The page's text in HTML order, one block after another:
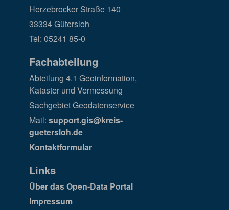
Herzebrocker Straße 140
33334 Gütersloh
Tel: 05241 85-0
Fachabteilung
Abteilung 4.1 Geoinformation,
Kataster und Vermessung
Sachgebiet Geodatenservice
Mail: support.gis@kreis-
guetersloh.de
Kontaktformular
Links
Über das Open-Data Portal
Impressum